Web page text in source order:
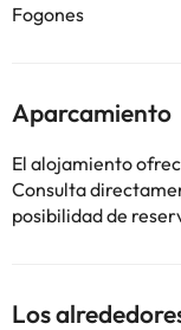
Fogones
Aparcamiento
El alojamiento
Consulta
posibilidad de
Los